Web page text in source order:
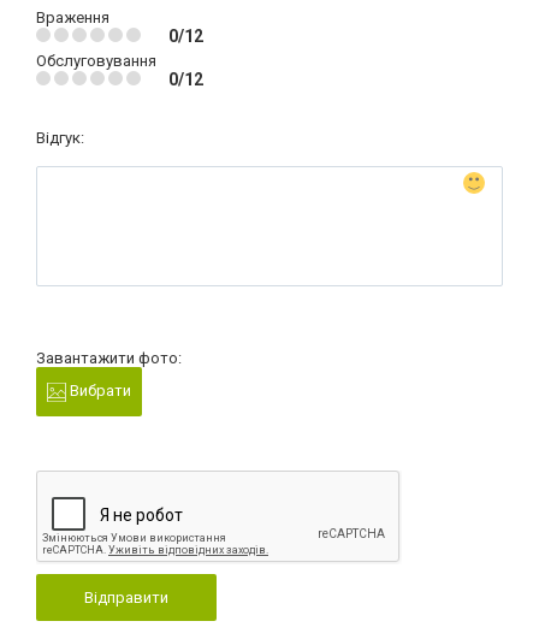
Враження
0/12
Обслуговування
0/12
Відгук:
Завантажити фото:
Вибрати
Відправити